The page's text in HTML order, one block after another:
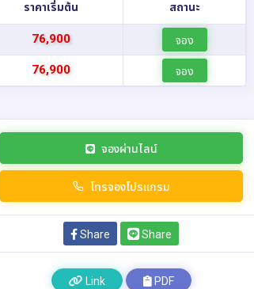
ราคาเริ่มต้น สถานะ
76,900 จอง
76,900 จอง
จองผ่านไลน์
โทรจองโปรแกรม
Share Share
Link PDF